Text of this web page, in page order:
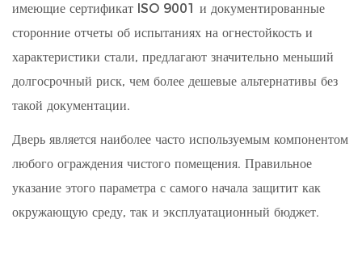
имеющие сертификат ISO 9001 и документированные
сторонние отчеты об испытаниях на огнестойкость и
характеристики стали, предлагают значительно меньший
долгосрочный риск, чем более дешевые альтернативы без
такой документации.
Дверь является наиболее часто используемым компонентом
любого ограждения чистого помещения. Правильное
указание этого параметра с самого начала защитит как
окружающую среду, так и эксплуатационный бюджет.